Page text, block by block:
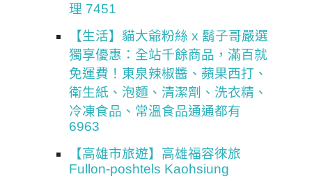
理 7451
【生活】貓大爺粉絲 x 鬍子哥嚴選
獨享優惠：全站千餘商品，滿百就
免運費！東泉辣椒醬、蘋果西打、
衛生紙、泡麵、清潔劑、洗衣精、
冷凍食品、常溫食品通通都有
6963
【高雄市旅遊】高雄福容徠旅
Fullon-poshtels Kaohsiung